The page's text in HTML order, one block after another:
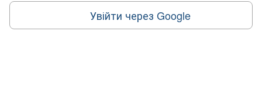
Увійти через Google